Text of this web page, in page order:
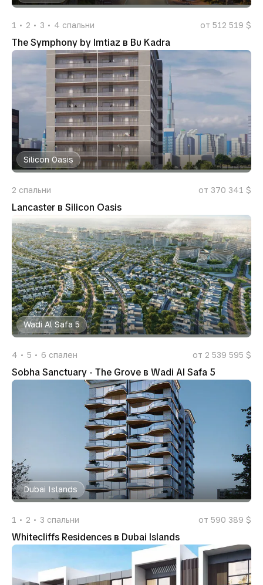
1 2 3 4 спальни от 512 519 $
The Symphony by Imtiaz в Bu Kadra
Silicon Oasis
2 спальни от 370 341 $
Lancaster в Silicon Oasis
Wadi Al Safa 5
4 5 6 спален от 2 539 595 $
Sobha Sanctuary - The Grove в Wadi Al Safa 5
Dubai Islands
1 2 3 спальни от 590 389 $
Whitecliffs Residences в Dubai Islands